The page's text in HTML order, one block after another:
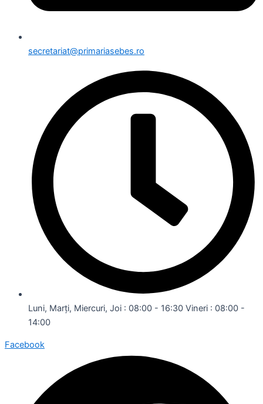
secretariat@primariasebes.ro
Luni, Marți, Miercuri, Joi : 08:00 - 16:30 Vineri : 08:00 -
14:00
Facebook